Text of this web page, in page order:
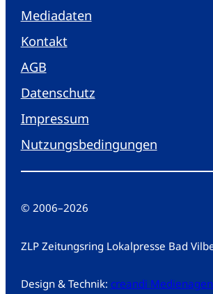
Mediadaten
Kontakt
AGB
Datenschutz
Impressum
Nutzungsbedingungen
© 2006–2026
ZLP Zeitungsring Lokalpresse Bad
Design & Technik: creandi